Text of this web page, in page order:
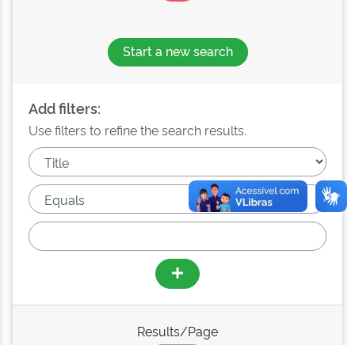
Start a new search
Add filters:
Use filters to refine the search results.
Results/Page